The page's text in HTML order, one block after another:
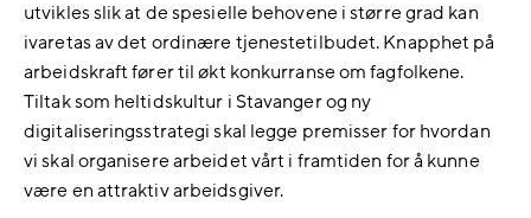
utvikles slik at de spesielle behovene i større grad kan
ivaretas av det ordinære tjenestetilbudet. Knapphet på
arbeidskraft fører til økt konkurranse om fagfolkene.
Tiltak som heltidskultur i Stavanger og ny
digitaliseringsstrategi skal legge premisser for hvordan
vi skal organisere arbeidet vårt i framtiden for å kunne
være en attraktiv arbeidsgiver.